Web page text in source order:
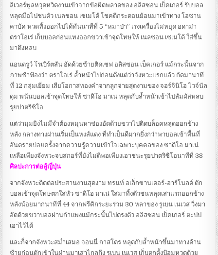
ลิเวอร์พูลหวุดหวิดงานเข้าจากข้อผิดพลาดของ อลิสซอน เบ็คเกอร์ รับบอล
หลุดมือไปชนตัว เนลชอน เซเมโด้ โชคดีกระดอนย้อนมาเข้าทาง โอซาน
คาบัค หวดทิ้งออกไปได้ทันนาทีที่ 5 “หมาป่า” เร่งเครื่องไม่หยุด อดาม่า
ตราโอเร่ เก็บบอลก่อนแทงออกขวาเข้าจุดโทษให้ เนลซอน เซเมโด้ ใส่ขึ้น
มาดึงหลบ
แอนดรูว์ โรเบิร์ตสัน อัดด้วยซ้ายติดเซฟ อลิสซอน เบ็คเกอร์ แม้กระนั้นจาก
ภาพช้าฟ้องว่า ตราโอเร่ ล้ำหน้าไปก่อนตั่งแต่ว่าจังหวะแรกแล้ว ถัดมานาที
ที่ 12 กลุ่มเยี่ยม เสียโอกาสทองคำจากลูกจ่ายสุดงามของ จอร์จินิโอ ไวจ์นัล
ดุม พนันบอลเข้าจุดโทษให้ ซาดิโอ มาเน่ หลุดกับล้ำหน้าเข้าไปสัมผัสหลบ
รุยปาตริซิโอ
แต่ว่ามุมยิงไม่มีจำต้องหมุนหาช่องอัดด้วยขวาไปติดบล็อคหลุดออกข้าง
หลัง กลางทางผ่านเริ่มเป็นหงส์แดง ที่ทำเป็นดีมากยิ่งกว่าพาบอลเข้าพื้นที่
อันตรายบ่อยครั้งจากความรู้ความเข้าใจเฉพาะบุคคลของ ซาดิโอ มาเน่
เหลือเพียงจังหวะจบสกอร์ที่ยังไม่ดีพอเพียงเอาชนะรุยปาตริซิโอนาทีที่ 38
ศิลปะการต่อสู้ญี่ปุ่น
จากจังหวะติดต่อประสานงานสุดงาม ทรนท์ อเล็กซานเดอร์-อาร์โนลด์ ตัก
บอลเข้าจุดโทษตกใส่หัว ซาดิโอ มาเน่ ใส่มาทิ้งตัวชนหลุดเสาแรกออกข้าง
หลังน้อยมากนาทีที่ 44 จากฟรีคิกระยะร่วม 30 หลาของ รูเบน เนเวส วิ่งมา
อัดด้วยขวาบอลผ่านกำแพงแม้กระนั้นไปตรงตัว อลิสซอน เบ็คเกอร์ ตะปป
เอาไว้ได้
และก็จากจังหวะสม่ำเสมอ จอนนี่ กาสโตร หลุดกับล้ำหน้าขึ้นมาทางด้าน
ซ้ายก่อนตักเข้าในผ่านมาเสาไกลถึง รูเบน เนเวส เก็บตกตั้งป้อมหวดด้วย